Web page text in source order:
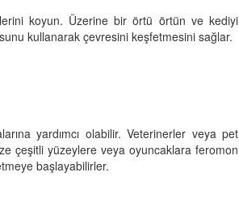
koyun. Üzerine bir örtü örtün ve kediyi
kullanarak çevresini keşfetmesini sağlar.
yardımcı olabilir. Veterinerler veya pet
çeşitli yüzeylere veya oyuncaklara feromon
başlayabilirler.